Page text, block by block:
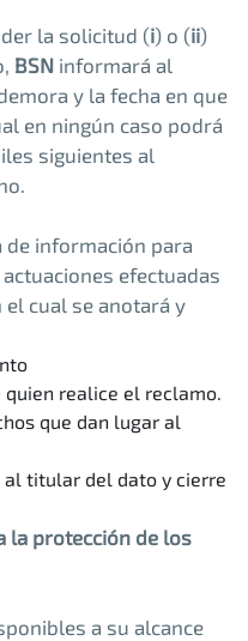
la solicitud (i) o (ii)
BSN informará al
y la fecha en que
en ningún caso podrá
siguientes al
información para
efectuadas
cual se anotará y
realice el reclamo.
que dan lugar al
al titular del dato y cierre
la protección de los
a su alcance